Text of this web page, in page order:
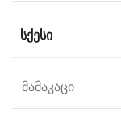
ᲡᲥᲔᲡᲘ
მამაკაცი